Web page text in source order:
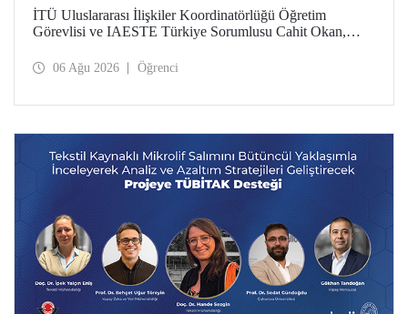
İTÜ Uluslararası İlişkiler Koordinatörlüğü Öğretim
Görevlisi ve IAESTE Türkiye Sorumlusu Cahit Okan,
Temmuz tarihlerinde ABD’de dünyanın önde gelen
06 Ağu 2026 Öğrenci